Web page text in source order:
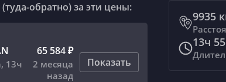
обратно) за эти цены:
, 13ч
65 584 ₽
2 месяца
назад
Показать
9935
13ч